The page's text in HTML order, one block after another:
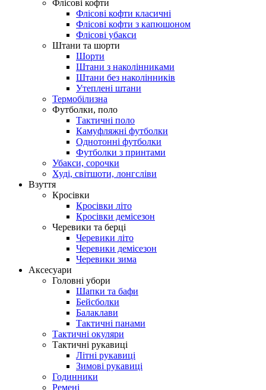
Флісові кофти
Флісові кофти класичні
Флісові кофти з капюшоном
Флісові убакси
Штани та шорти
Шорти
Штани з наколінниками
Штани без наколінників
Утеплені штани
Термобілизна
Футболки, поло
Тактичні поло
Камуфляжні футболки
Однотонні футболки
Футболки з принтами
Убакси, сорочки
Худі, світшоти, лонгсліви
Взуття
Кросівки
Кросівки літо
Кросівки демісезон
Черевики та берці
Черевики літо
Черевики демісезон
Черевики зима
Аксесуари
Головні убори
Шапки та бафи
Бейсболки
Балаклави
Тактичні панами
Тактичні окуляри
Тактичні рукавиці
Літні рукавиці
Зимові рукавиці
Годинники
Ремені